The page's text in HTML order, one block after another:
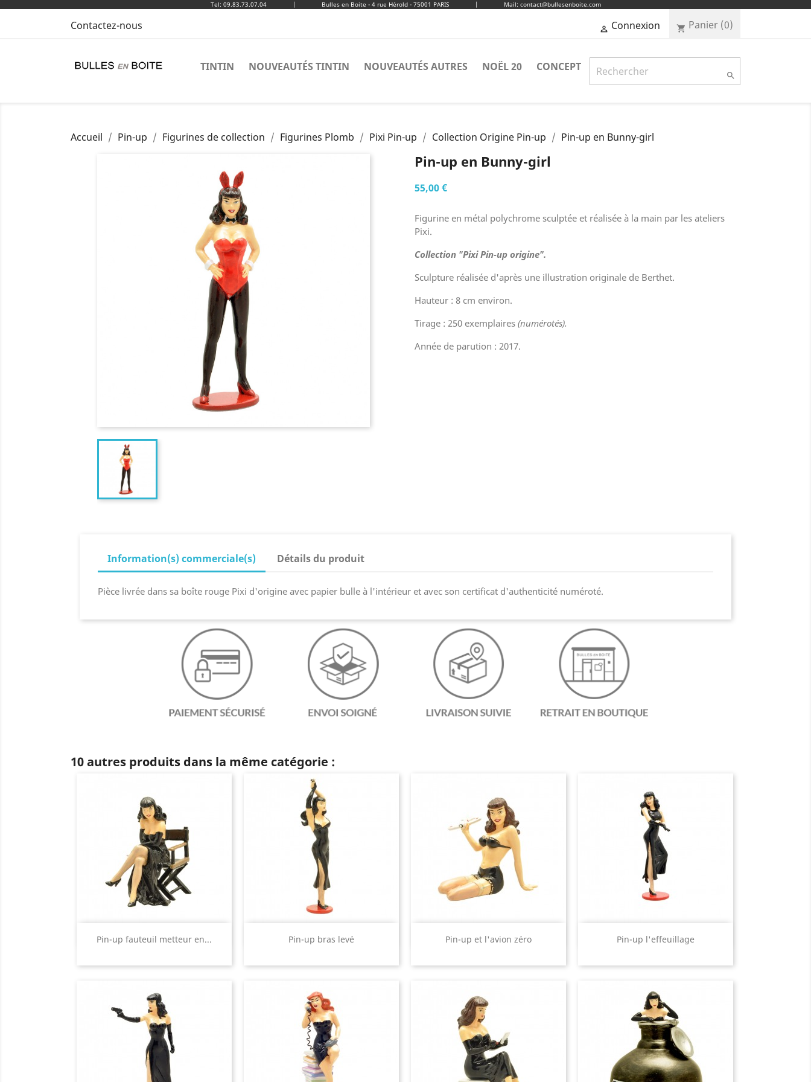
Tel: 09.83.73.07.04 | Bulles en Boite - 4 rue Hérold - 75001 PARIS | Mail: contact@bullesenboite.com
Contactez-nous  Connexion shopping_cart Panier (0)
TINTIN NOUVEAUTÉS TINTIN NOUVEAUTÉS AUTRES NOËL 20 CONCEPT

Accueil Pin-up Figurines de collection Figurines Plomb Pixi Pin-up Collection Origine Pin-up Pin-up en Bunny-girl
Pin-up en Bunny-girl
55,00 €
Figurine en métal polychrome sculptée et réalisée à la main par les ateliers
Pixi.
Collection "Pixi Pin-up origine".
Sculpture réalisée d'après une illustration originale de Berthet.
Hauteur : 8 cm environ.
Tirage : 250 exemplaires (numérotés).
Année de parution : 2017.
Information(s) commerciale(s) Détails du produit
Pièce livrée dans sa boîte rouge Pixi d'origine avec papier bulle à l'intérieur et avec son certificat d'authenticité numéroté.
10 autres produits dans la même catégorie :
Pin-up fauteuil metteur en...
 Aperçu rapide Pin-up bras levé
Aperçu rapide Pin-up et l'avion zéro
Aperçu rapide Pin-up l'effeuillage
Aperçu rapide